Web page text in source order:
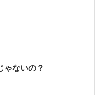
ゃないの？